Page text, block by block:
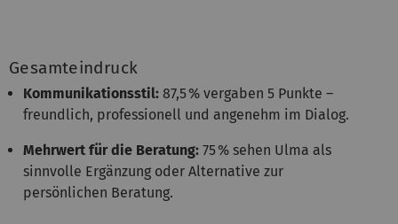
Gesamteindruck
Kommunikationsstil: 87,5 % vergaben 5 Punkte –
freundlich, professionell und angenehm im Dialog.
Mehrwert für die Beratung: 75 % sehen Ulma als
sinnvolle Ergänzung oder Alternative zur
persönlichen Beratung.